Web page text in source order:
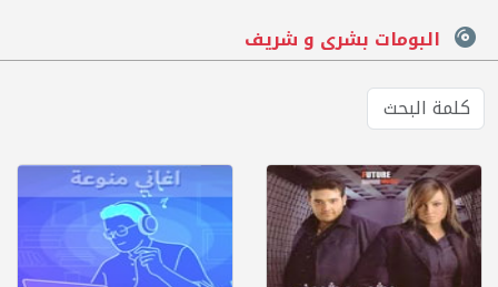
البومات بشرى و شريف